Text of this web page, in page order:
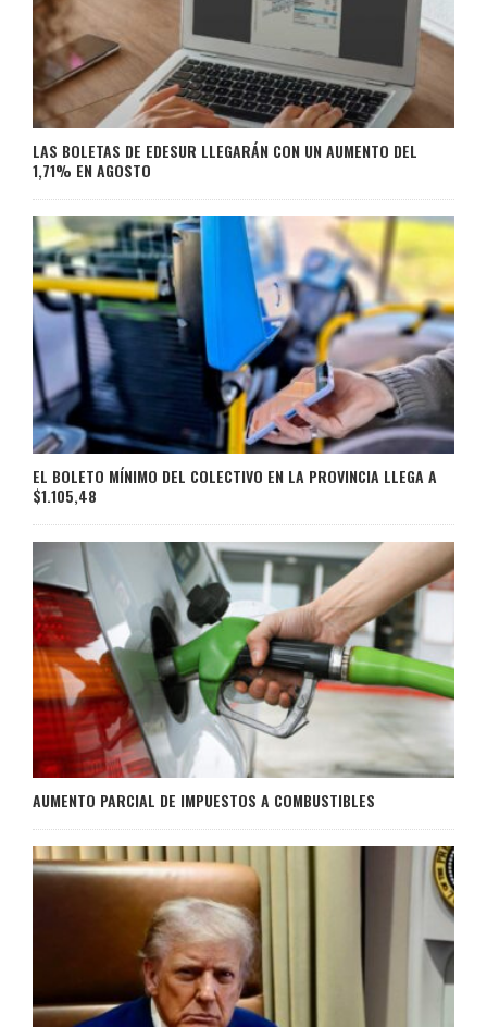
LAS BOLETAS DE EDESUR LLEGARÁN CON UN AUMENTO DEL
1,71% EN AGOSTO
EL BOLETO MÍNIMO DEL COLECTIVO EN LA PROVINCIA LLEGA A
$1.105,48
AUMENTO PARCIAL DE IMPUESTOS A COMBUSTIBLES